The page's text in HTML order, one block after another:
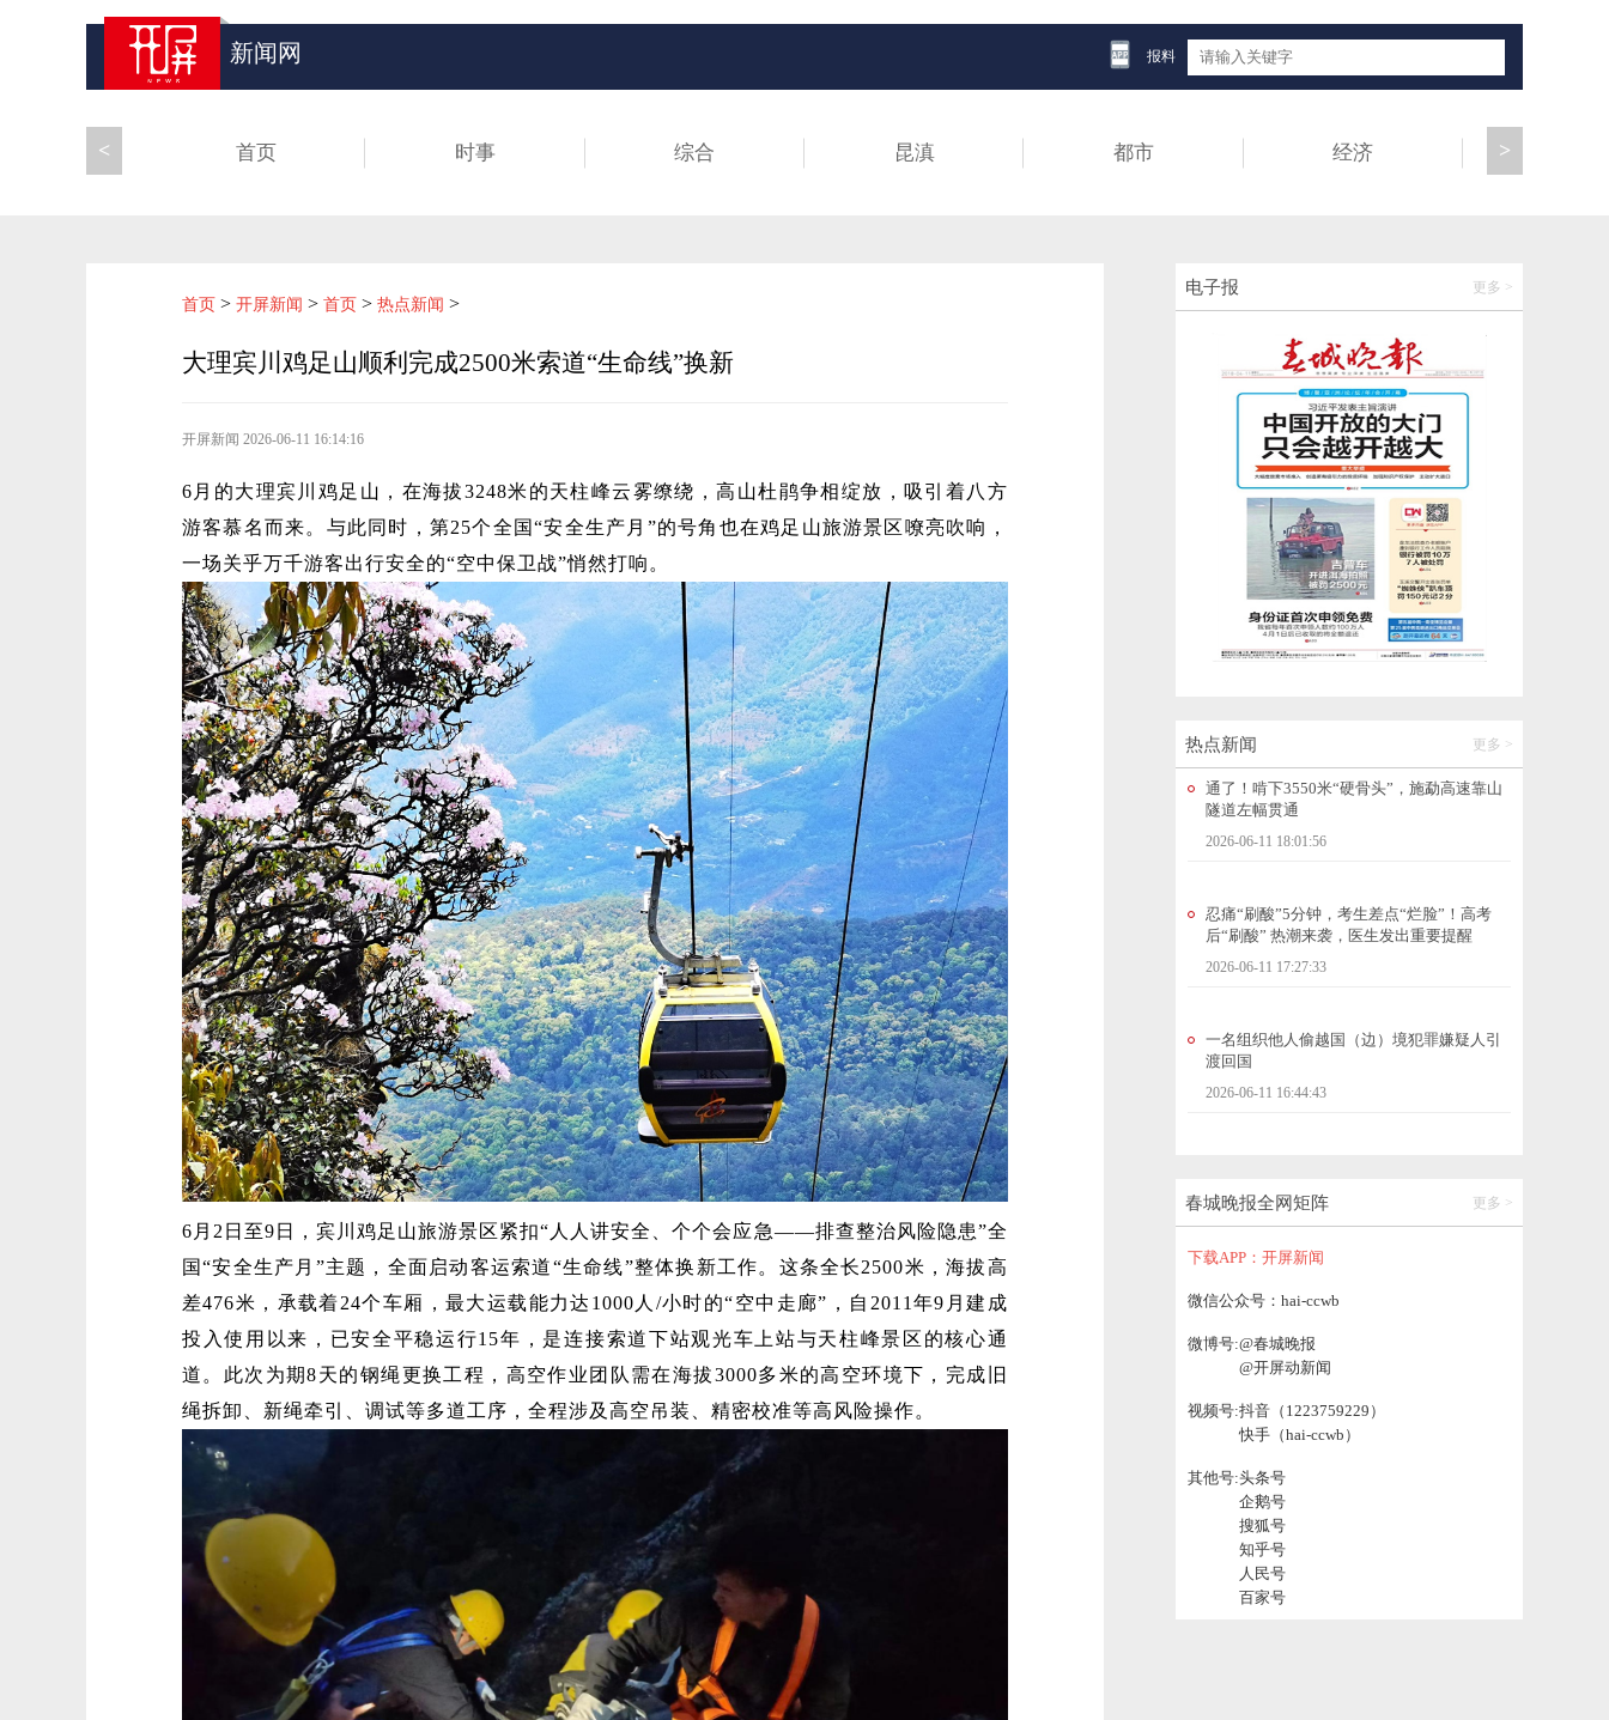
新闻网 报料
首页 时事 综合 昆滇 都市 经济 >
<
电子报 更多 >
热点新闻 更多 >
南博会首日，云南交投集团发布绿美通道经
2026-06-11 19:16:54
未来三天，云南多地暴雨上线，滇西地质灾
2026-06-11 18:14:48
南博会｜草果精油、鲜果、香薰……怒江·福
贡草果馆很有“味道”
2026-06-11 18:14:58
通了！啃下3550米“硬骨头”，施勐高速靠山
隧道左幅贯通
2026-06-11 18:01:56
后“刷酸” 热潮来袭，医生发出重要提醒
2026-06-11 17:27:33
一名组织他人偷越国（边）境犯罪嫌疑人引
天文学家探测到极早期宇宙类星体的“闪烁”
BMI挑战、运动闯关、耳穴体验……云南省
南博会首日，云南交投集团发布绿美通道经
济系列成果
春城晚报全网矩阵 更多 >
下载APP：开屏新闻
微信公众号：hai-ccwb
微博号:@春城晚报
@开屏动新闻
视频号:抖音（1223759229）
快手（hai-ccwb）
其他号:头条号
企鹅号
搜狐号
知乎号
人民号
百家号
首页 > 开屏新闻 > 首页 > 热点新闻 >
大理宾川鸡足山顺利完成2500米索道“生命线”换新
开屏新闻 2026-06-11 16:14:16
6月的大理宾川鸡足山，在海拔3248米的天柱峰云雾缭绕，高山杜鹃争相绽放，吸引着八方
游客慕名而来。与此同时，第25个全国“安全生产月”的号角也在鸡足山旅游景区嘹亮吹响，
一场关乎万千游客出行安全的“空中保卫战”悄然打响。
6月2日至9日，宾川鸡足山旅游景区紧扣“人人讲安全、个个会应急——排查整治风险隐患”全
国“安全生产月”主题，全面启动客运索道“生命线”整体换新工作。这条全长2500米，海拔高
差476米，承载着24个车厢，最大运载能力达1000人/小时的“空中走廊”，自2011年9月建成
投入使用以来，已安全平稳运行15年，是连接索道下站观光车上站与天柱峰景区的核心通
道。此次为期8天的钢绳更换工程，高空作业团队需在海拔3000多米的高空环境下，完成旧
绳拆卸、新绳牵引、调试等多道工序，全程涉及高空吊装、精密校准等高风险操作。